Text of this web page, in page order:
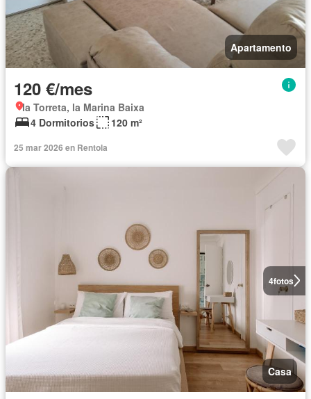
Apartamento
120 €/mes
la Torreta, la Marina Baixa
4 Dormitorios
120 m²
25 mar 2026 en Rentola
4fotos
Casa